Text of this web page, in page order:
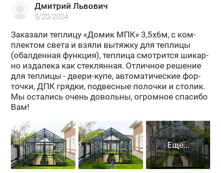
Дмитрий Львович
5/20/2024
За­ка­за­ли теп­ли­цу «Домик МПК» 3,5х6м, с ком­
плек­том света и взяли вы­тяж­ку для теп­ли­цы
(обал­ден­ная функ­ция), теп­ли­ца смот­рит­ся ши­кар­
но из­да­ле­ка как стек­лян­ная. От­лич­ное ре­ше­ние
для теп­ли­цы - двери-​купе, ав­то­ма­ти­че­ские фор­
точ­ки, ДПК гряд­ки, под­вес­ные по­лоч­ки и сто­лик.
Мы оста­лись очень до­воль­ны, огром­ное спа­си­бо
Вам!